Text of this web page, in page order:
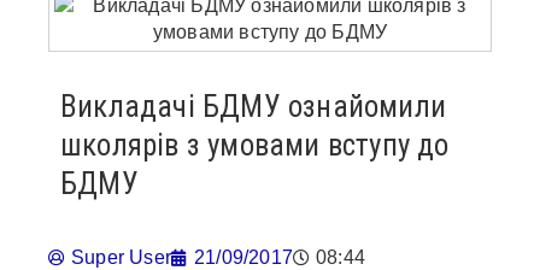
Викладачі БДМУ ознайомили
школярів з умовами вступу до
БДМУ
Super User 21/09/2017 08:44